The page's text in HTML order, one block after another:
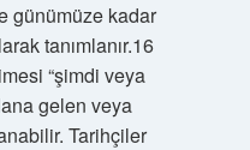
günümüze kadar
tanımlanır.16
“şimdi veya
gelen veya
Tarihçiler